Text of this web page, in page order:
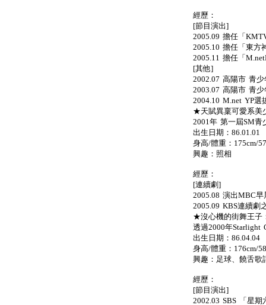
經歷：
[節目演出]
2005.09 擔任「
2005.10 擔任「東方
2005.11 擔任「
[其他]
2002.07 高陽市 青
2003.07 高陽市 青
2004.10 M.net YP選
★天賦異稟可愛系美
2001年 第一屆SM青
出生日期：86.01.01
身高/體重：175cm/
興趣：照相
經歷：
[連續劇]
2005.08 演出MBC
2005.09 KBS連續劇
★沒心機的街舞王子
透過2000年Starlight
出生日期：86.04.04
身高/體重：176cm/
興趣：足球、饒舌歌
經歷：
[節目演出]
2002.03 SBS 「星